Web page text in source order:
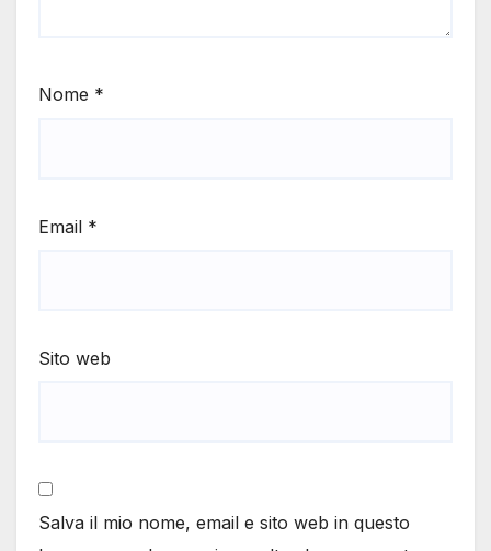
Nome *
Email *
Sito web
Salva il mio nome, email e sito web in questo